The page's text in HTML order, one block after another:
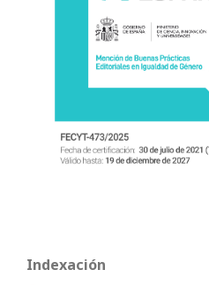
Indexación